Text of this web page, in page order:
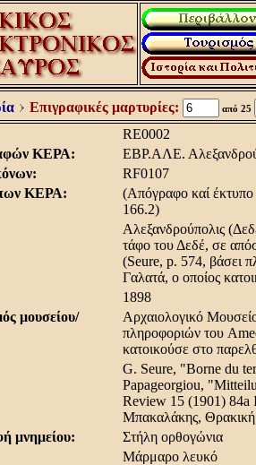
Επιγραφικές μαρτυρίες: από 25
RE0002
ΚΕΡΑ:
EBP.AΛE.
RF0107
ΚΕΡΑ:
(Aπόγραφο καί
166.2)
Aλεξανδρούπολις
τάφο του Δεδέ, σε
(Seure, p. 574, βάσει
Γαλατά, ο οποίος
1898
μουσείου/
Aρχαιολογικό
πληροφοριών του
κατοικούσε στο
G. Seure, "Borne du
Papageorgiou,
Review 15 (1901) 84a
Mπακαλάκης,
μνημείου:
Στήλη ορθογώνια
Mάρμαρο λευκό